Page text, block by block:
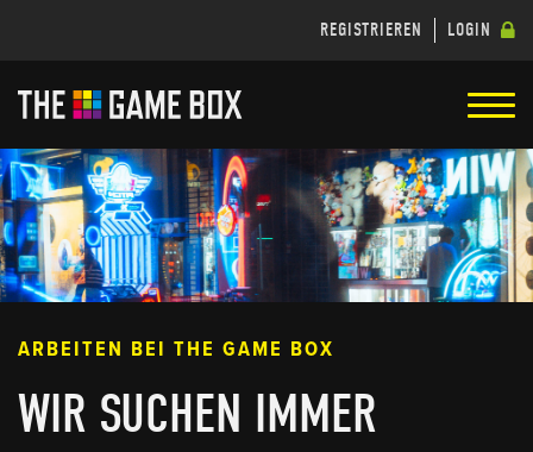
REGISTRIEREN LOGIN
ARBEITEN BEI THE GAME BOX
WIR SUCHEN IMMER